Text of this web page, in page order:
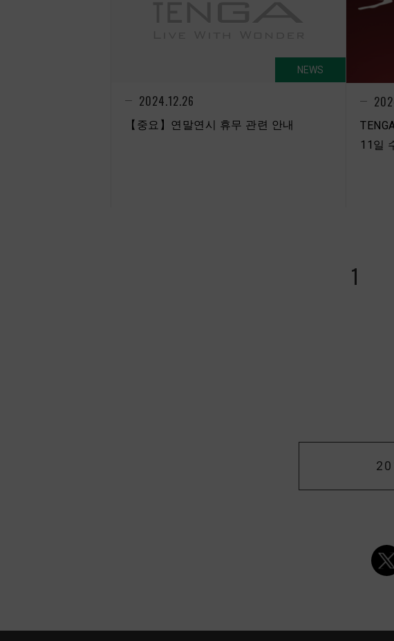
NEWS
2024.12.26
【중요】연말연시 휴무 관련 안내
11일
1